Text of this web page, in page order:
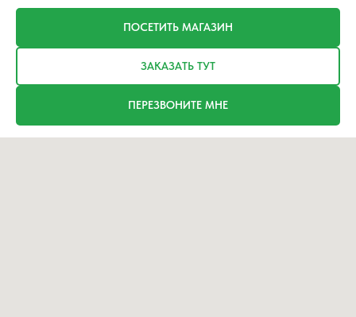
ПОСЕТИТЬ МАГАЗИН
ЗАКАЗАТЬ ТУТ
ПЕРЕЗВОНИТЕ МНЕ